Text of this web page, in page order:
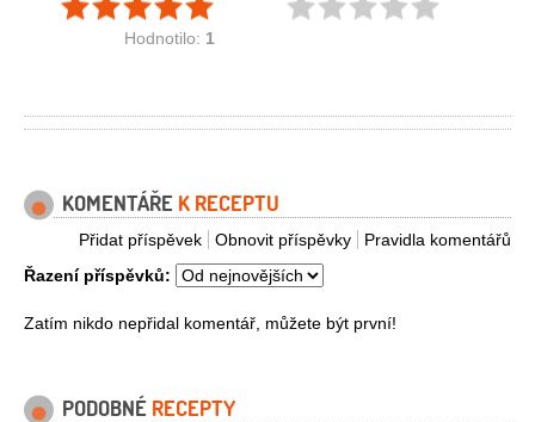
Hodnotilo: 1
KOMENTÁŘE K RECEPTU
Pravidla komentářů
Obnovit příspěvky
Přidat příspěvek
Řazení příspěvků:
Zatím nikdo nepřidal komentář, můžete být první!
PODOBNÉ RECEPTY